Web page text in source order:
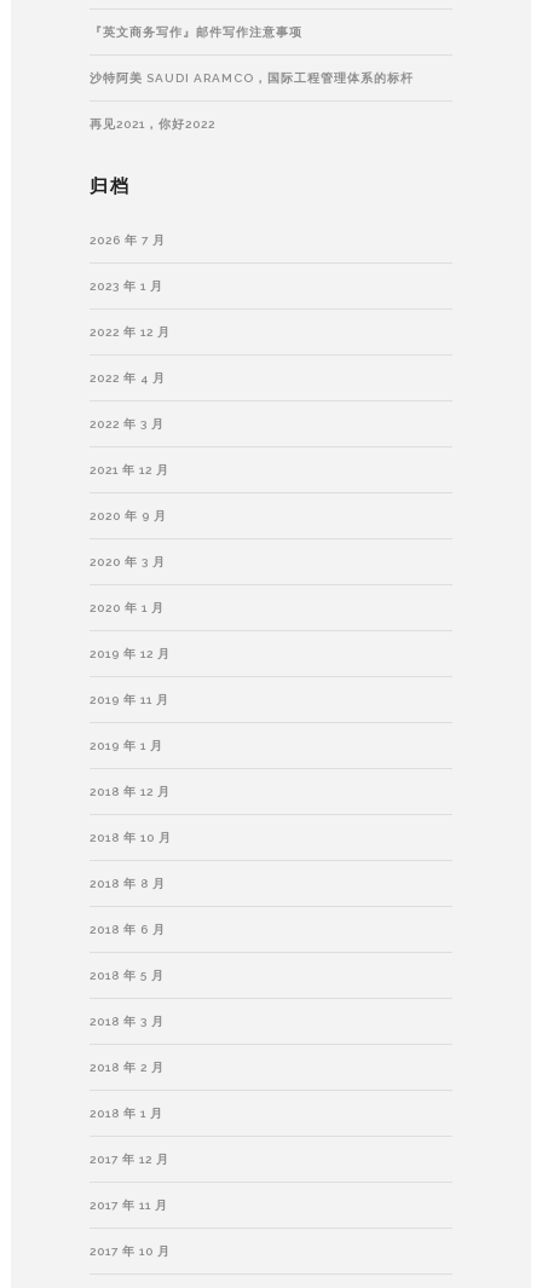
『英文商务写作』邮件写作注意事项
沙特阿美 SAUDI ARAMCO，国际工程管理体系的标杆
再见2021，你好2022
归档
2026 年 7 月
2023 年 1 月
2022 年 12 月
2022 年 4 月
2022 年 3 月
2021 年 12 月
2020 年 9 月
2020 年 3 月
2020 年 1 月
2019 年 12 月
2019 年 11 月
2019 年 1 月
2018 年 12 月
2018 年 10 月
2018 年 8 月
2018 年 6 月
2018 年 5 月
2018 年 3 月
2018 年 2 月
2018 年 1 月
2017 年 12 月
2017 年 11 月
2017 年 10 月